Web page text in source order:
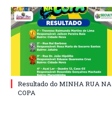
Resultado do MINHA RUA NA
COPA